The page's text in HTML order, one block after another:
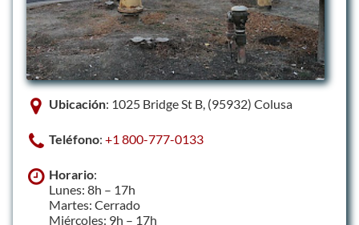
Ubicación: 1025 Bridge St B, (95932) Colusa
Teléfono: +1 800-777-0133
Horario:
Lunes: 8h – 17h
Martes: Cerrado
Miércoles: 9h – 17h